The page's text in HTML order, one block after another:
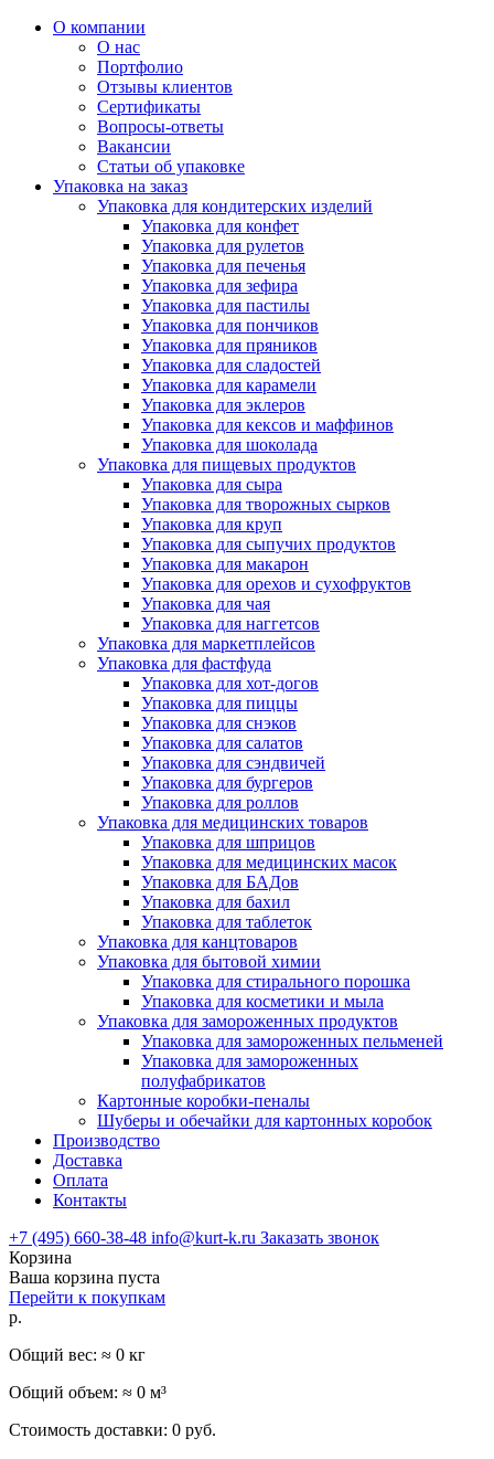
О компании
О нас
Портфолио
Отзывы клиентов
Сертификаты
Вопросы-ответы
Вакансии
Статьи об упаковке
Упаковка на заказ
Упаковка для кондитерских изделий
Упаковка для конфет
Упаковка для рулетов
Упаковка для печенья
Упаковка для зефира
Упаковка для пастилы
Упаковка для пончиков
Упаковка для пряников
Упаковка для сладостей
Упаковка для карамели
Упаковка для эклеров
Упаковка для кексов и маффинов
Упаковка для шоколада
Упаковка для пищевых продуктов
Упаковка для сыра
Упаковка для творожных сырков
Упаковка для круп
Упаковка для сыпучих продуктов
Упаковка для макарон
Упаковка для орехов и сухофруктов
Упаковка для чая
Упаковка для наггетсов
Упаковка для маркетплейсов
Упаковка для фастфуда
Упаковка для хот-догов
Упаковка для пиццы
Упаковка для снэков
Упаковка для салатов
Упаковка для сэндвичей
Упаковка для бургеров
Упаковка для роллов
Упаковка для медицинских товаров
Упаковка для шприцов
Упаковка для медицинских масок
Упаковка для БАДов
Упаковка для бахил
Упаковка для таблеток
Упаковка для канцтоваров
Упаковка для бытовой химии
Упаковка для стирального порошка
Упаковка для косметики и мыла
Упаковка для замороженных продуктов
Упаковка для замороженных пельменей
Упаковка для замороженных
полуфабрикатов
Картонные коробки-пеналы
Шуберы и обечайки для картонных коробок
Производство
Доставка
Оплата
Контакты
+7 (495) 660-38-48 info@kurt-k.ru Заказать звонок
Корзина
Ваша корзина пуста
Перейти к покупкам
р.
Общий вес: ≈ 0 кг
Общий объем: ≈ 0 м³
Стоимость доставки: 0 руб.